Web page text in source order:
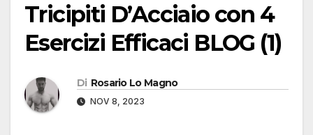
Tricipiti D’Acciaio con 4
Esercizi Efficaci BLOG (1)
Di Rosario Lo Magno
NOV 8, 2023